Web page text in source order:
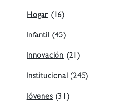
Hogar (16)
Infantil(45)
Innovación (21)
Institucional(245)
Jóvenes(31)